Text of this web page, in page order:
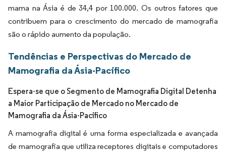
mama na Ásia é de 34,4 por 100.000. Os outros fatores que
contribuem para o crescimento do mercado de mamografia
são o rápido aumento da população.
Tendências e Perspectivas do Mercado de
Mamografia da Ásia-Pacífico
Espera-se que o Segmento de Mamografia Digital Detenha
a Maior Participação de Mercado no Mercado de
Mamografia da Ásia-Pacífico
A mamografia digital é uma forma especializada e avançada
de mamografia que utiliza receptores digitais e computadores